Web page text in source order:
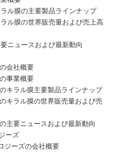
ル膜の主要製品ラインナップ
ル膜の世界販売量および売上高
ニュースおよび最新動向
会社概要
事業概要
キラル膜主要製品ラインナップ
キラル膜の世界販売量および売
主要ニュースおよび最新動向
ーズ
ジーズの会社概要